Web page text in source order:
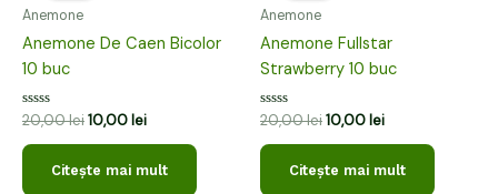
Anemone
Anemone De Caen Bicolor
10 buc
Evaluat
0
20,00lei10,00 lei
Citește mai mult
Anemone
Anemone Fullstar
Strawberry 10 buc
Evaluat
0
20,00lei10,00 lei
Citește mai mult